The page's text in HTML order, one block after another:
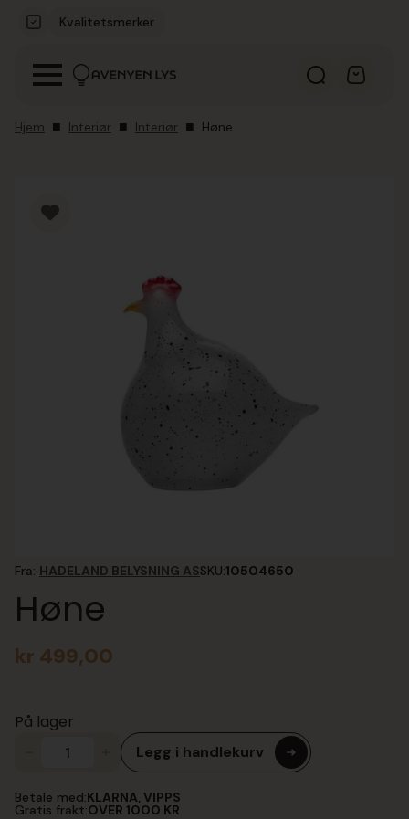
Kvalitetsmerker
Hjem Interiør Interiør Høne
Fra: HADELAND BELYSNING ASSKU:10504650
Høne
kr 499,00
På lager
Legg i handlekurv
Betale med:KLARNA, VIPPS
Gratis frakt:OVER 1000 KR